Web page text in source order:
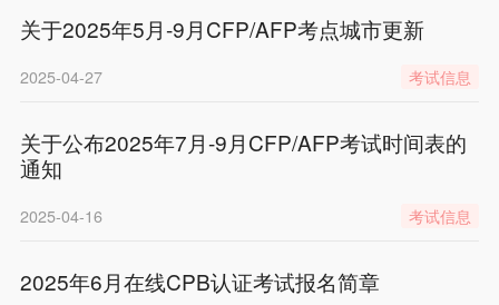
关于2025年5月-9月CFP/AFP考点城市更新
2025-04-27 考试信息
关于公布2025年7月-9月CFP/AFP考试时间表的
通知
2025-04-16 考试信息
2025年6月在线CPB认证考试报名简章